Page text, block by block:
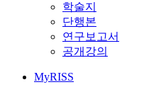
학술지
단행본
연구보고서
공개강의
MyRISS